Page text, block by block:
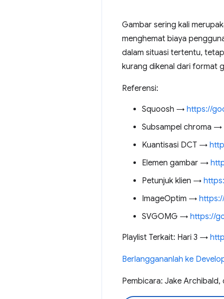
Gambar sering kali
menghemat biaya
dalam situasi tertentu,
kurang dikenal dari format
Referensi:
Squoosh → https://
Subsampel chroma →
Kuantisasi DCT →
Elemen gambar →
Petunjuk klien →
ImageOptim →
SVGOMG → https://
Playlist Terkait: Hari 3 →
Berlanggananlah ke
Pembicara: Jake